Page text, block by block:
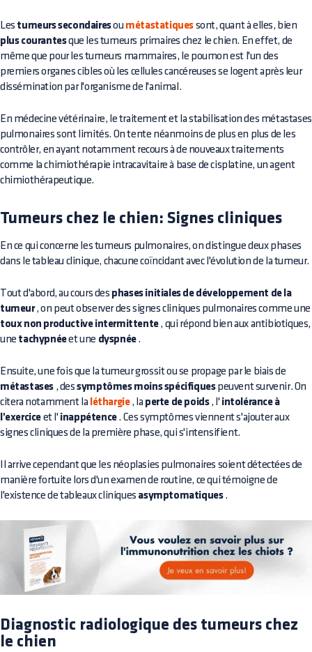
Les tumeurs secondairesou métastatiques sont, quant à elles, bien
plus courantesque les tumeurs primaires chez le chien. En effet, de
même que pour les tumeurs mammaires, le poumon est l'un des
premiers organes cibles où les cellules cancéreuses se logent après leur
dissémination par l'organisme de l'animal.
En médecine vétérinaire, le traitement et la stabilisation des métastases
pulmonaires sont limités. On tente néanmoins de plus en plus de les
contrôler, en ayant notamment recours à de nouveaux traitements
comme la chimiothérapie intracavitaire à base de cisplatine, un agent
chimiothérapeutique.
Tumeurs chez le chien: Signes cliniques
En ce qui concerne les tumeurs pulmonaires, on distingue deux phases
dans le tableau clinique, chacune coïncidant avec l'évolution de la tumeur.
Tout d'abord, au cours des phases initiales de développement de la
tumeur, on peut observer des signes cliniques pulmonaires comme une
toux non productive intermittente, qui répond bien aux antibiotiques,
une tachypnéeet une dyspnée.
Ensuite, une fois que la tumeur grossit ou se propage par le biais de
métastases , dessymptômes moins spécifiquespeuvent survenir. On
citera notamment la léthargie, la perte de poids, l' intolérance à
l'exercice et l' inappétence. Ces symptômes viennent s'ajouter aux
signes cliniques de la première phase, qui s'intensifient.
Il arrive cependant que les néoplasies pulmonaires soient détectées de
manière fortuite lors d'un examen de routine, ce qui témoigne de
l'existence de tableaux cliniques asymptomatiques.
Diagnostic radiologique des tumeurs chez
le chien